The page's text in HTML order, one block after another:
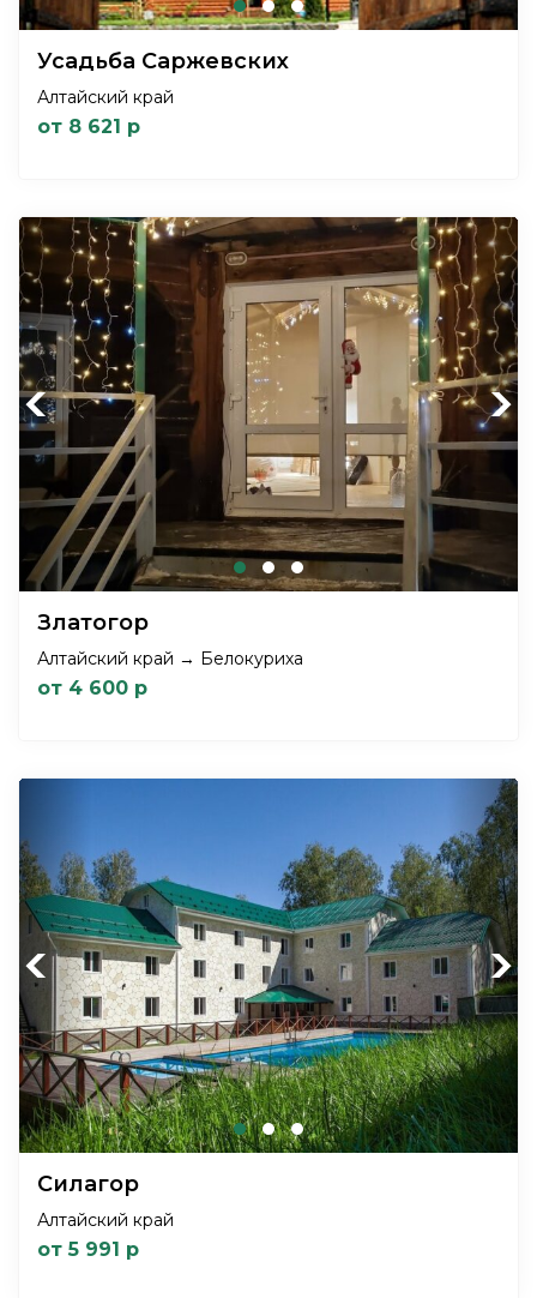
Усадьба Саржевских
Алтайский край
от 8 621 р
Previous Next
Златогор
Алтайский край → Белокуриха
от 4 600 р
Previous Next
Силагор
Алтайский край
от 5 991 р